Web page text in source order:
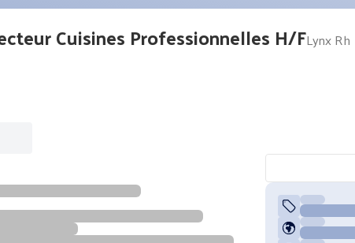
Cuisines Professionnelles H/FLynx Rh